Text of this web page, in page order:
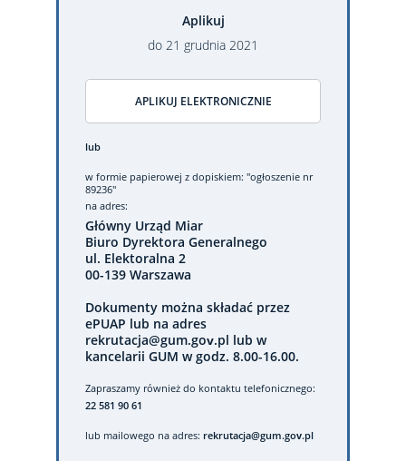
Aplikuj
do 21 grudnia 2021
APLIKUJ ELEKTRONICZNIE
lub
w formie papierowej z dopiskiem: "ogłoszenie nr
89236"
na adres:
Główny Urząd Miar
Biuro Dyrektora Generalnego
ul. Elektoralna 2
00-139 Warszawa
Dokumenty można składać przez
ePUAP lub na adres
rekrutacja@gum.gov.pl lub w
kancelarii GUM w godz. 8.00-16.00.
Zapraszamy również do kontaktu telefonicznego:
22 581 90 61
lub mailowego na adres: rekrutacja@gum.gov.pl